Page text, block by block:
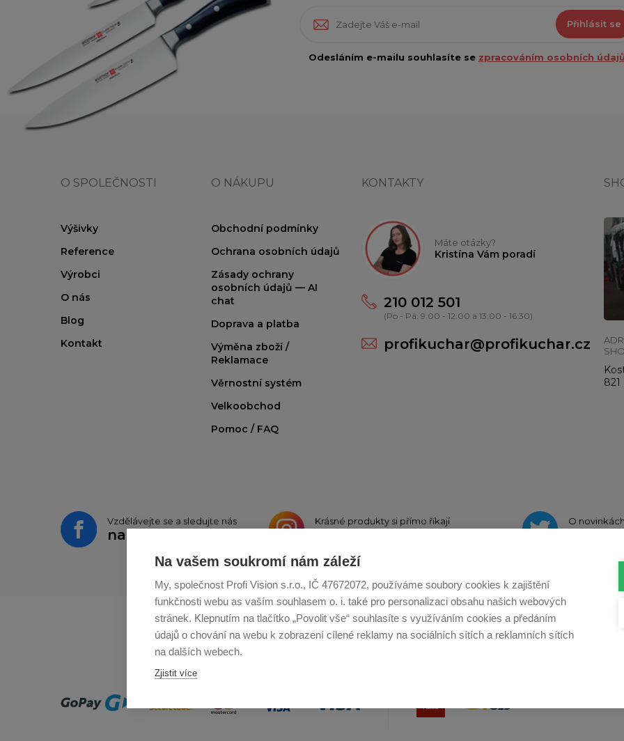
Na vašem soukromí nám záleží
My, společnost Profi Vision s.r.o., IČ 47672072, používáme soubory cookies k zajištění
funkčnosti webu as vaším souhlasem o. i. také pro personalizaci obsahu našich webových
stránek. Klepnutím na tlačítko „Povolit vše“ souhlasíte s využíváním cookies a předáním
údajů o chování na webu k zobrazení cílené reklamy na sociálních sítích a reklamních sítích
na dalších webech.
Zjistit více
Přihlásit se
Odesláním e-mailu souhlasíte se zpracováním osobních
O SPOLEČNOSTI
Výšivky
Reference
Výrobci
O nás
Blog
Kontakt
O NÁKUPU
Obchodní podmínky
Ochrana osobních údajů
Zásady ochrany
osobních údajů — AI
chat
Doprava a platba
Výměna zboží /
Reklamace
Věrnostní systém
Velkoobchod
Pomoc / FAQ
KONTAKTY
Máte otázky?
Kristína Vám poradí
210 012 501
(Po - Pá: 9:00 - 12:00 a 13:00 - 16:30)
profikuchar@profikuchar.cz
Vzdělávejte se a sledujte nás
na
Krásné produkty si přímo říkají O
Profikuchar.sk Profikoch.at Profiszakacs.hu